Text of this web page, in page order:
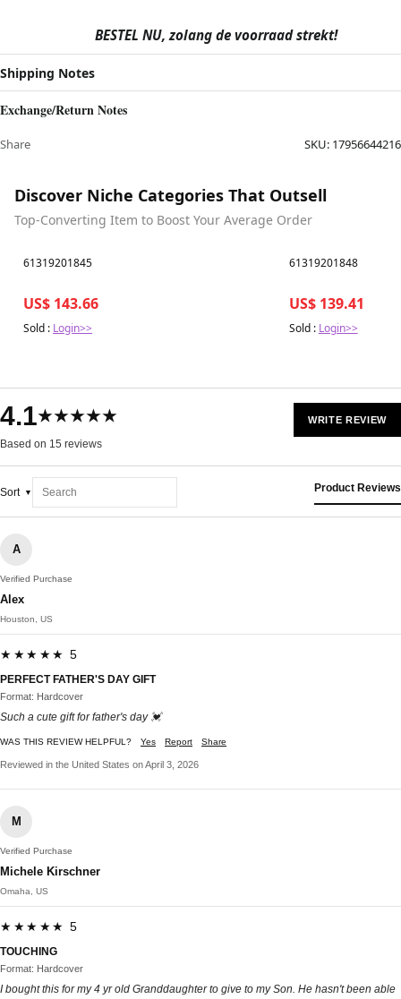
BESTEL NU, zolang de voorraad strekt!
Shipping Notes
Exchange/Return Notes
Share SKU: 17956644216
Discover Niche Categories That Outsell
Top-Converting Item to Boost Your Average Order
Best in 7 days
61319201845
US$ 143.66
Sold : Login>>
Best in 7 days
61319201848
US$ 139.41
Sold : Login>>
4.1★★★★★
Based on 15 reviews
WRITE REVIEW
Sort Product Reviews
A
Verified Purchase
Alex
Houston, US
★★★★★ 5
PERFECT FATHER'S DAY GIFT
Format: Hardcover
Such a cute gift for father's day 💓
WAS THIS REVIEW HELPFUL? Yes Report Share
Reviewed in the United States on April 3, 2026
M
Verified Purchase
Michele Kirschner
Omaha, US
★★★★★ 5
TOUCHING
Format: Hardcover
I bought this for my 4 yr old Granddaughter to give to my Son. He hasn't been able